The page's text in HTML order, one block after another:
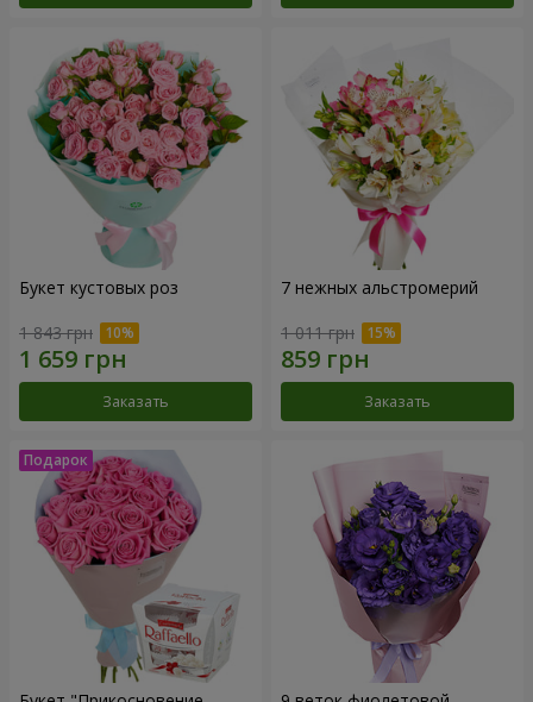
Букет кустовых роз
1 843 грн
Заказать
7 нежных альстромерий
1 011 грн
Заказать